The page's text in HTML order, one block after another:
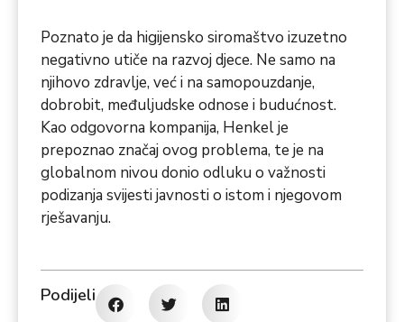
Poznato je da higijensko siromaštvo izuzetno
negativno utiče na razvoj djece. Ne samo na
njihovo zdravlje, već i na samopouzdanje,
dobrobit, međuljudske odnose i budućnost.
Kao odgovorna kompanija, Henkel je
prepoznao značaj ovog problema, te je na
globalnom nivou donio odluku o važnosti
podizanja svijesti javnosti o istom i njegovom
rješavanju.
Podijeli